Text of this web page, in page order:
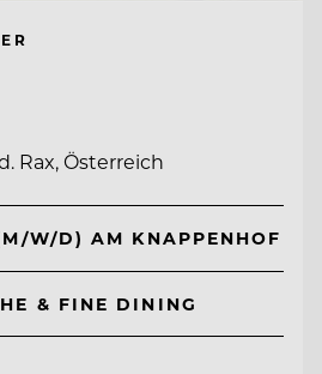
Rax, Österreich
W/D) AM KNAPPENHOF
& FINE DINING